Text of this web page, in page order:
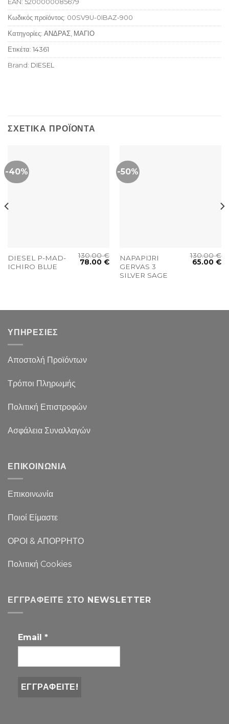
EAN: 5200000085679
Κωδικός προϊόντος: 00SV9U-0IBAZ-900
Κατηγορίες: ΑΝΔΡΑΣ, ΜΑΓΙΟ
Ετικέτα: 14361
Brand: DIESEL
ΣΧΕΤΙΚΆ ΠΡΟΪΌΝΤΑ
-40%
DIESEL P-MAD-
ICHIRO BLUE
130.00€
78.00€
-50%
NAPAPIJRI
GERVAS 3
SILVER SAGE
130.00€
65.00€
ΥΠΗΡΕΣΙΕΣ
Αποστολή Προϊόντων
Τρόποι Πληρωμής
Πολιτική Επιστροφών
Ασφάλεια Συναλλαγών
ΕΠΙΚΟΙΝΩΝΙΑ
Επικοινωνία
Ποιοί Είμαστε
ΟΡΟΙ & ΑΠΟΡΡΗΤΟ
Πολιτική Cookies
ΕΓΓΡΑΦΕΊΤΕ ΣΤΟ NEWSLETTER
Email *